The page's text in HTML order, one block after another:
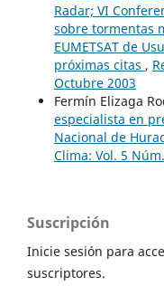
Radar; VI
sobre tormentas
EUMETSAT de
próximas citas ,
Octubre 2003
Fermín Elizaga
especialista en
Nacional de
Clima: Vol. 5
Suscripción
Inicie sesión para
suscriptores.